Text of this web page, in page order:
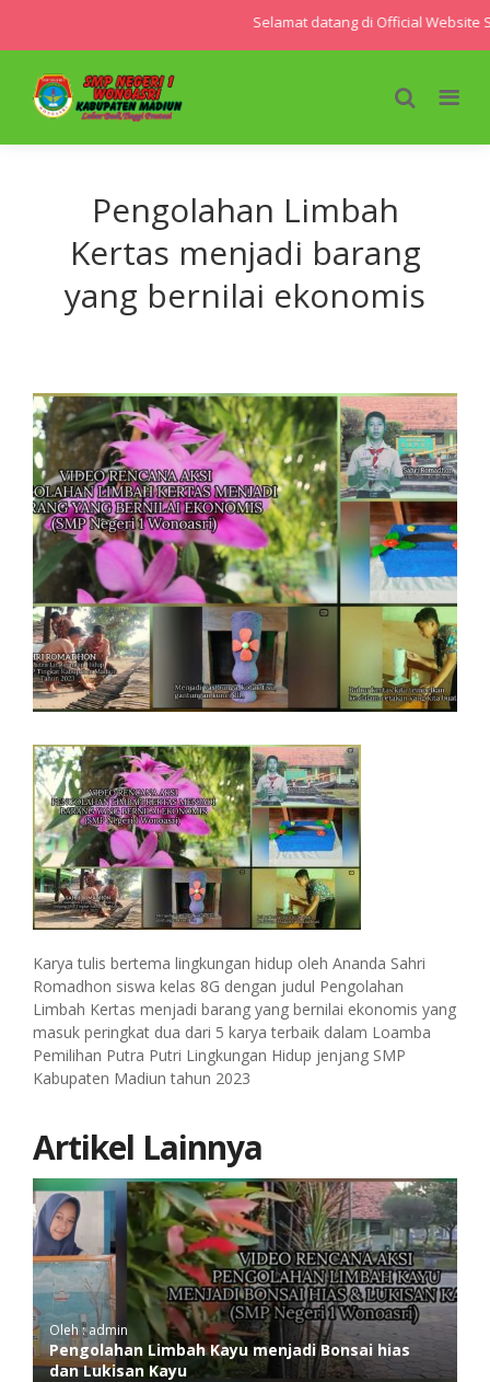
Selamat datang di Official Website
Pengolahan Limbah
Kertas menjadi barang
yang bernilai ekonomis
Karya tulis bertema lingkungan hidup oleh Ananda Sahri
Romadhon siswa kelas 8G dengan judul Pengolahan
Limbah Kertas menjadi barang yang bernilai ekonomis yang
masuk peringkat dua dari 5 karya terbaik dalam Loamba
Pemilihan Putra Putri Lingkungan Hidup jenjang SMP
Kabupaten Madiun tahun 2023
Artikel Lainnya
Oleh : admin
Pengolahan Limbah Kayu menjadi Bonsai hias
dan Lukisan Kayu